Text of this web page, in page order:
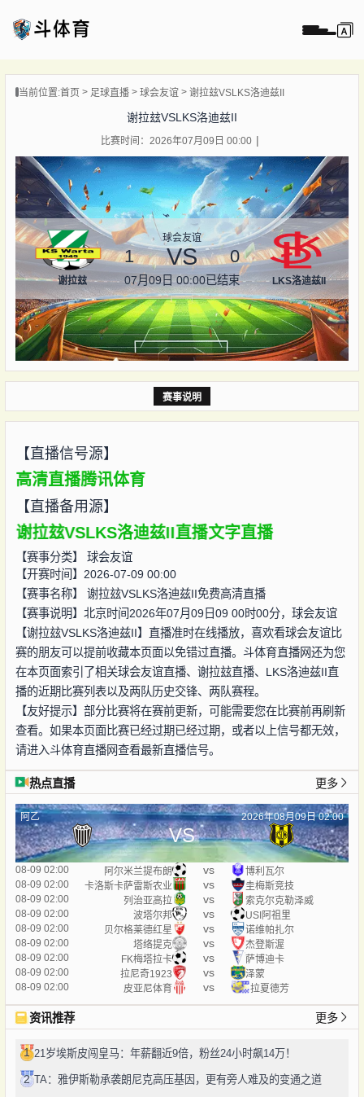
播
像
闻
当前位置:首页 足球直播 球会友谊 谢拉玆VSLKS洛迪兹II
谢拉玆VSLKS洛迪兹II
比赛时间：2026年07月09日 00:00
谢拉玆
球会友谊
1 VS 0
07月09日 00:00已结束 LKS洛迪兹II
赛事说明
【直播信号源】
高清直播腾讯体育
【直播备用源】
谢拉玆VSLKS洛迪兹II直播 文字直播
【赛事分类】 球会友谊
【开赛时间】2026-07-09 00:00
【赛事名称】 谢拉玆VSLKS洛迪兹II免费高清直播
【赛事说明】北京时间2026年07月09日09 00时00分，球会友谊
【谢拉玆VSLKS洛迪兹II】直播准时在线播放，喜欢看球会友谊比
赛的朋友可以提前收藏本页面以免错过直播。斗体育直播网还为您
在本页面索引了相关球会友谊直播、谢拉玆直播、LKS洛迪兹II直
播的近期比赛列表以及两队历史交锋、两队赛程。
【友好提示】部分比赛将在赛前更新，可能需要您在比赛前再刷新
查看。如果本页面比赛已经过期已经过期，或者以上信号都无效，
请进入斗体育直播网查看最新直播信号。
热点直播 更多
阿乙 2026年08月09日 02:00
VS
08-09 02:00 阿尔米兰提布朗 vs
博利瓦尔
08-09 02:00
卡洛斯卡萨雷斯农业 vs
圭梅斯竞技
08-09 02:00
列治亚高拉 vs
索克尔克勒泽威
08-09 02:00
波塔尔邦 vs
USI阿祖里
08-09 02:00
贝尔格莱德红星 vs
诺维帕扎尔
08-09 02:00
塔络提克 vs
杰登斯渥
08-09 02:00
FK梅塔拉卡 vs
萨博迪卡
08-09 02:00
拉尼奇1923 vs
泽蒙
08-09 02:00
皮亚尼体育 vs 拉夏德芳
资讯推荐 更多
1 21岁埃斯皮闯皇马：年薪翻近9倍，粉丝24小时飙14万！
2 TA：雅伊斯勒承袭朗尼克高压基因，更有旁人难及的变通之道